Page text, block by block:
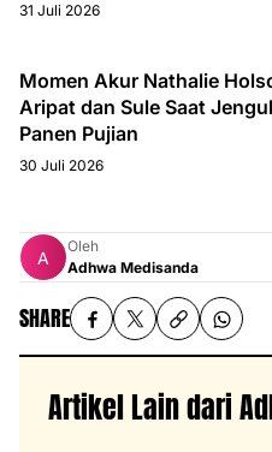
31 Juli 2026
Momen Akur Nathalie
Aripat dan Sule Saat
Panen Pujian
30 Juli 2026
Oleh
Adhwa Medisanda
SHARE
Artikel Lain dari